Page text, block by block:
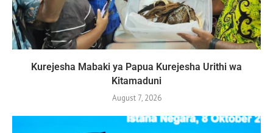
Kurejesha Mabaki ya Papua Kurejesha Urithi wa
Kitamaduni
August 7, 2026